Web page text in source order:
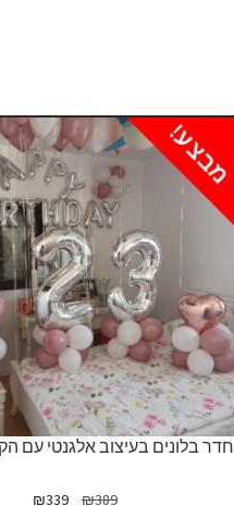
חדר בלונים בעיצוב אלגנטי עם
מבצע!
₪389
המחיר
₪339
המחיר